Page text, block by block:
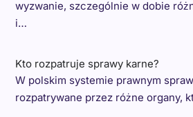
wyzwanie, szczególnie w dobie
i…
Kto rozpatruje sprawy karne?
W polskim systemie prawnym
rozpatrywane przez różne organy,